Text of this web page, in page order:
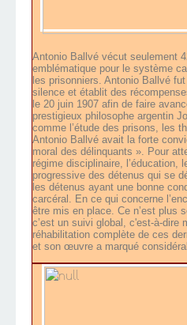
Antonio Ballvé vécut seulement
emblématique pour le système
les prisonniers. Antonio Ballvé
silence et établit des
le 20 juin 1907 afin de faire
prestigieux philosophe argentin
comme l’étude des prisons, les
Antonio Ballvé avait la forte
moral des délinquants ». Pour
régime disciplinaire,
progressive des détenus qui se
les détenus ayant une bonne
carcéral. En ce qui concerne
être mis en place. Ce n’est plus
c’est un suivi global, c'est-à-dire
réhabilitation complète de ces
et son œuvre a marqué